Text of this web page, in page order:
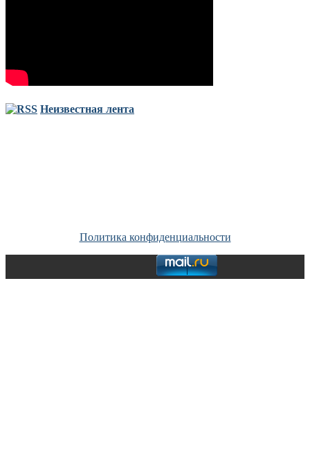
Неизвестная лента
Политика конфиденциальности